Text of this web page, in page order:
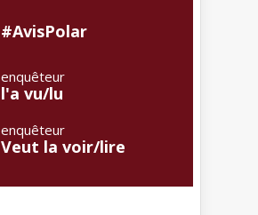
#AvisPolar
enquêteur
l'a vu/lu
enquêteur
Veut la voir/lire